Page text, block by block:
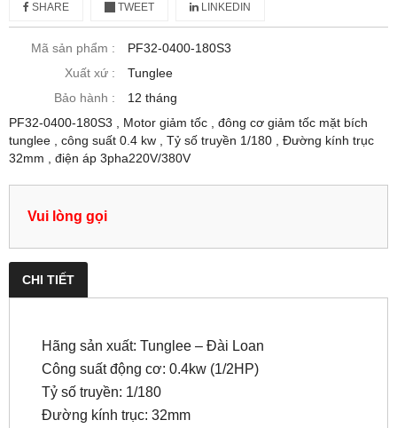
SHARE TWEET LINKEDIN
Mã sản phẩm :
PF32-0400-180S3
Xuất xứ :
Tunglee
Bảo hành :
12 tháng
PF32-0400-180S3 , Motor giảm tốc , đông cơ giảm tốc mặt bích
tunglee , công suất 0.4 kw , Tỷ số truyền 1/180 , Đường kính trục
32mm , điện áp 3pha220V/380V
Vui lòng gọi
CHI TIẾT
Hãng sản xuất: Tunglee – Đài Loan
Công suất động cơ: 0.4kw (1/2HP)
Tỷ số truyền: 1/180
Đường kính trục: 32mm